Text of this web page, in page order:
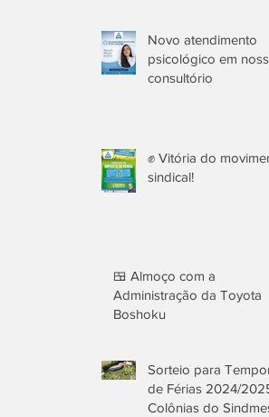
Novo atendimento
psicológico em
consultório
✊ Vitória do
sindical!
🍱 Almoço com a
Administração da Toyota
Boshoku
Sorteio para
de Férias 2024/
Colônias do